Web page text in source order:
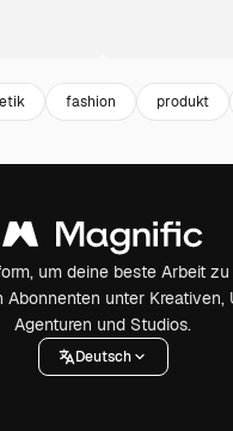
fashion produkt
um deine beste Arbeit
Abonnenten unter Kreativen,
Agenturen und Studios.
Deutsch